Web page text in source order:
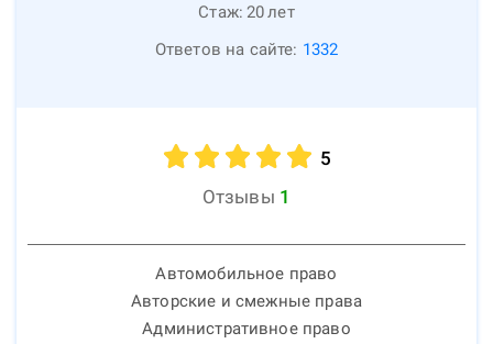
Стаж: 20лет
Ответов на сайте: 1332
5
Отзывы 1
Автомобильное право
Авторские и смежные права
Административное право